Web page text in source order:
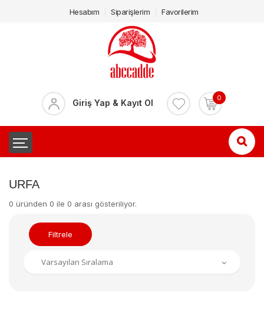
Hesabım Siparişlerim Favorilerim
Giriş Yap & Kayıt Ol 0
URFA
0 üründen 0 ile 0 arası gösteriliyor.
Filtrele